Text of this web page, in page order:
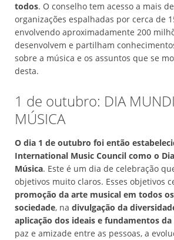
todos. O conselho tem acesso a mais
organizações espalhadas por cerca de
envolvendo aproximadamente 200
desenvolvem e partilham
sobre a música e os assuntos que se
desta.
1 de outubro: DIA
MÚSICA
O dia 1 de outubro foi então
International Music Council como o
Música. Este é um dia de celebração
objetivos muito claros. Esses objetivos
promoção da arte musical em todos
sociedade, na divulgação da
aplicação dos ideais e fundamentos da
paz e amizade entre as pessoas, a